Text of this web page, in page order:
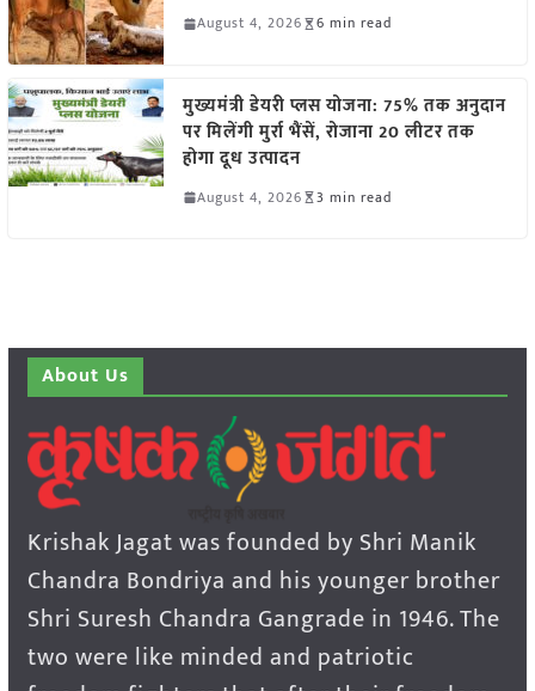
August 4, 2026 6 min read
मुख्यमंत्री डेयरी प्लस योजना: 75% तक अनुदान
पर मिलेंगी मुर्रा भैंसें, रोजाना 20 लीटर तक
होगा दूध उत्पादन
August 4, 2026 3 min read
About Us
Krishak Jagat was founded by Shri Manik
Chandra Bondriya and his younger brother
Shri Suresh Chandra Gangrade in 1946. The
two were like minded and patriotic